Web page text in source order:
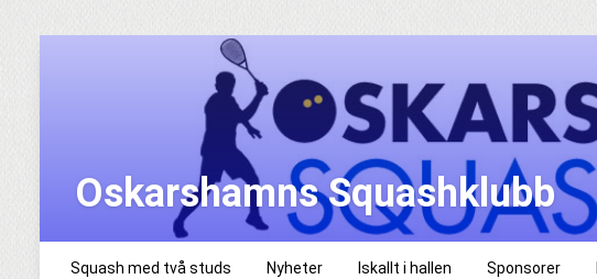
Oskarshamns Squashklubb
Squash med två studs Nyheter Iskallt i hallen Sponsorer